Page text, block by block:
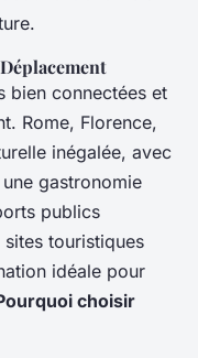
bien connectées et
Rome, Florence,
inégalée, avec
gastronomie
publics
touristiques
idéale pour
choisir